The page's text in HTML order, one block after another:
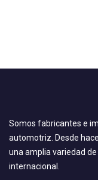
Somos fabricantes e
automotriz. Desde
una amplia variedad
internacional.